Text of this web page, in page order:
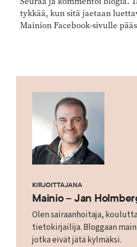
tykkää, kun sitä jaetaan
Mainion Facebook-sivulle
KIRJOITTAJANA
Mainio – Jan
Olen sairaanhoitaja,
tietokirjailija. Bloggaan
jotka eivät jätä kylmäksi.